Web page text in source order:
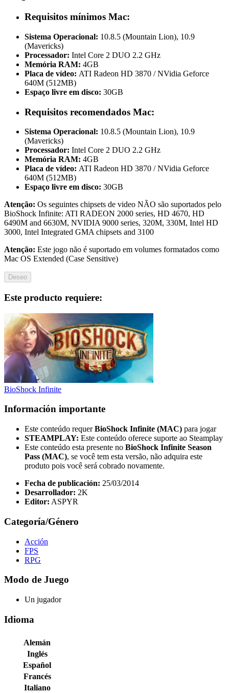
Requisitos mínimos Mac:
Sistema Operacional: 10.8.5 (Mountain Lion), 10.9
(Mavericks)
Processador: Intel Core 2 DUO 2.2 GHz
Memória RAM: 4GB
Placa de vídeo: ATI Radeon HD 3870 / NVidia Geforce
640M (512MB)
Espaço livre em disco: 30GB
Requisitos recomendados Mac:
Sistema Operacional: 10.8.5 (Mountain Lion), 10.9
(Mavericks)
Processador: Intel Core 2 DUO 2.2 GHz
Memória RAM: 4GB
Placa de vídeo: ATI Radeon HD 3870 / NVidia Geforce
640M (512MB)
Espaço livre em disco: 30GB
Atenção: Os seguintes chipsets de video NÃO são suportados pelo
BioShock Infinite: ATI RADEON 2000 series, HD 4670, HD
6490M and 6630M, NVIDIA 9000 series, 320M, 330M, Intel HD
3000, Intel Integrated GMA chipsets and 3100
Atenção: Este jogo não é suportado em volumes formatados como
Mac OS Extended (Case Sensitive)
Deseo
Este producto requiere:
BioShock Infinite
Información importante
Este conteúdo requerBioShock Infinite (MAC) para jogar
STEAMPLAY: Este conteúdo oferece suporte ao Steamplay
Este conteúdo esta presente no BioShock Infinite Season
Pass (MAC), se você tem esta versão, não adquira este
produto pois você será cobrado novamente.
Fecha de publicación: 25/03/2014
Desarrollador: 2K
Editor: ASPYR
Categoría/Género
Acción
FPS
RPG
Modo de Juego
Un jugador
Idioma
Alemán
Inglés
Español
Francés
Italiano